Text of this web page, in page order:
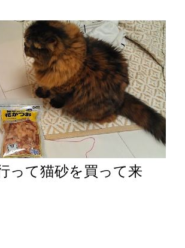
って猫砂を買って来